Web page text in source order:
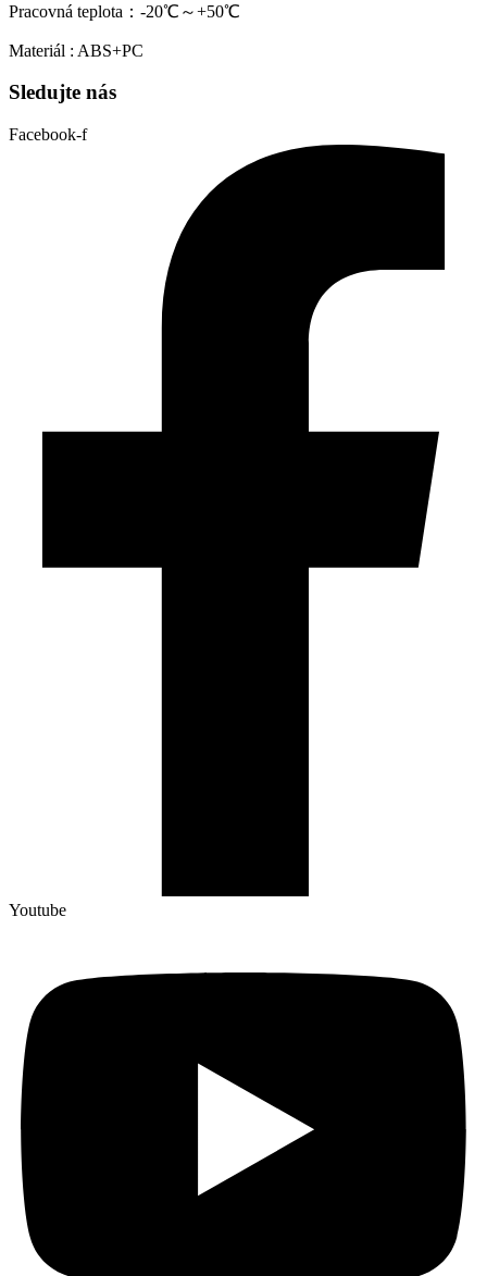
Pracovná teplota：-20℃～+50℃
Materiál : ABS+PC
Sledujte nás
Facebook-f
Youtube